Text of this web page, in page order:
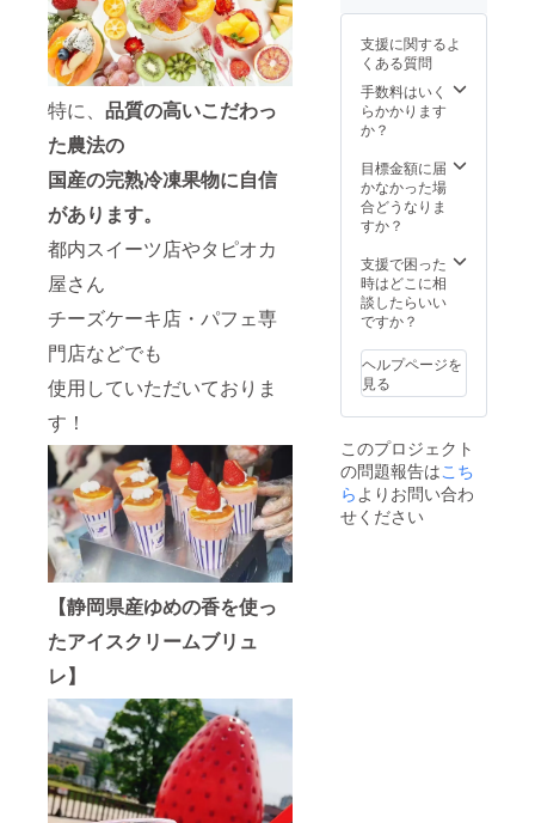
特に、 品質の高いこだわっ
た農法の
国産の完熟冷凍果物に自信
があります。
都内スイーツ店やタピオカ
屋さん
チーズケーキ店・パフェ専
門店などでも
使用していただいておりま
す！
【静岡県産ゆめの香を使っ
たアイスクリームブリュ
レ】
グレイ
紅茶50
包×2
パック
環境に
優しい
プ付き
パッ
ケージ
跡付き
でお送
りいた
します
限
2025年
2月（開
封後は
前後を
目安に
お召し
上がり
しい果
物まで
勢ぞろ
い！国
産果物
が揃う
だから
こそ！
凍った
かき氷
機に入
れて削
るだけ
ルーツ
氷の出
来上が
り！ 1
で1人前
が出来
ます！
凍った
ままお
支援に関するよ
くある質問
手数料はいく
らかかります
か？
目標金額に届
かなかった場
合どうなりま
すか？
支援で困った
時はどこに相
談したらいい
ですか？
ヘルプページを
見る
このプロジェクト
の問題報告はこち
ら よりお問い合わ
せください